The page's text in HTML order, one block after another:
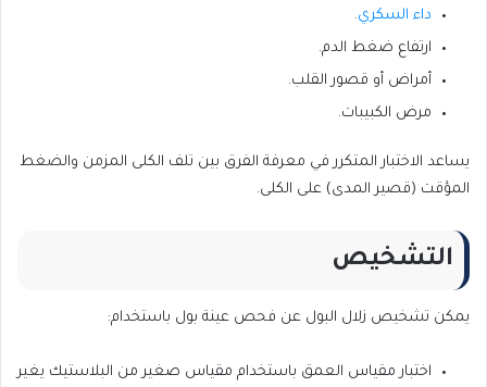
داء السكري.
ارتفاع ضغط الدم.
أمراض أو قصور القلب.
مرض الكبيبات.
يساعد الاختبار المتكرر في معرفة الفرق بين تلف الكلى المزمن والضغط
المؤقت (قصير المدى) على الكلى.
التشخيص
يمكن تشخيص زلال البول عن فحص عينة بول باستخدام:
اختبار مقياس العمق باستخدام مقياس صغير من البلاستيك يغير